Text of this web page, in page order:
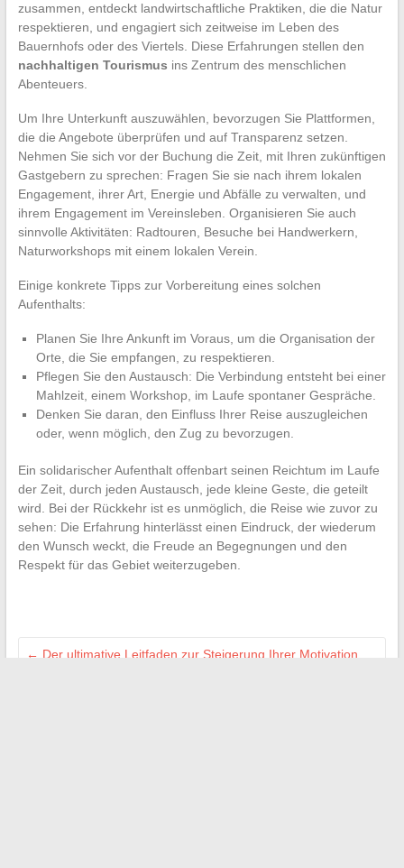
zusammen, entdeckt landwirtschaftliche Praktiken, die die Natur
respektieren, und engagiert sich zeitweise im Leben des
Bauernhofs oder des Viertels. Diese Erfahrungen stellen den
nachhaltigen Tourismus ins Zentrum des menschlichen
Abenteuers.
Um Ihre Unterkunft auszuwählen, bevorzugen Sie Plattformen,
die die Angebote überprüfen und auf Transparenz setzen.
Nehmen Sie sich vor der Buchung die Zeit, mit Ihren zukünftigen
Gastgebern zu sprechen: Fragen Sie sie nach ihrem lokalen
Engagement, ihrer Art, Energie und Abfälle zu verwalten, und
ihrem Engagement im Vereinsleben. Organisieren Sie auch
sinnvolle Aktivitäten: Radtouren, Besuche bei Handwerkern,
Naturworkshops mit einem lokalen Verein.
Einige konkrete Tipps zur Vorbereitung eines solchen
Aufenthalts:
Planen Sie Ihre Ankunft im Voraus, um die Organisation der
Orte, die Sie empfangen, zu respektieren.
Pflegen Sie den Austausch: Die Verbindung entsteht bei einer
Mahlzeit, einem Workshop, im Laufe spontaner Gespräche.
Denken Sie daran, den Einfluss Ihrer Reise auszugleichen
oder, wenn möglich, den Zug zu bevorzugen.
Ein solidarischer Aufenthalt offenbart seinen Reichtum im Laufe
der Zeit, durch jeden Austausch, jede kleine Geste, die geteilt
wird. Bei der Rückkehr ist es unmöglich, die Reise wie zuvor zu
sehen: Die Erfahrung hinterlässt einen Eindruck, der wiederum
den Wunsch weckt, die Freude an Begegnungen und den
Respekt für das Gebiet weiterzugeben.
← Der ultimative Leitfaden zur Steigerung Ihrer Motivation